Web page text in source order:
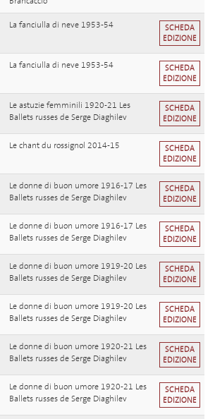
La fanciulla di neve 1953-54
SCHEDA
EDIZIONE
La fanciulla di neve 1953-54
SCHEDA
EDIZIONE
Le astuzie femminili 1920-21 Les
Ballets russes de Serge Diaghilev
SCHEDA
EDIZIONE
Le chant du rossignol 2014-15
SCHEDA
EDIZIONE
Le donne di buon umore 1916-17 Les
Ballets russes de Serge Diaghilev
SCHEDA
EDIZIONE
Le donne di buon umore 1916-17 Les
Ballets russes de Serge Diaghilev
SCHEDA
EDIZIONE
Le donne di buon umore 1919-20 Les
Ballets russes de Serge Diaghilev
SCHEDA
EDIZIONE
Le donne di buon umore 1919-20 Les
Ballets russes de Serge Diaghilev
SCHEDA
EDIZIONE
Le donne di buon umore 1920-21 Les
Ballets russes de Serge Diaghilev
SCHEDA
EDIZIONE
Le donne di buon umore 1920-21 Les
Ballets russes de Serge Diaghilev
SCHEDA
EDIZIONE